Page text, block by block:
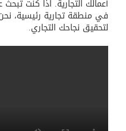
أعمالك التجارية. اذا كنت
في منطقة تجارية رئيسية،
لتحقيق نجاحك التجاري.